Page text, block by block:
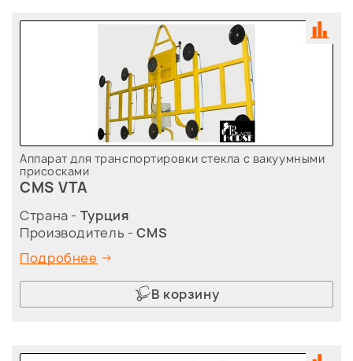
Аппарат для транспортировки стекла с вакуумными
присосками
CMS VTA
Страна - Турция
Производитель -CMS
Подробнее
В корзину